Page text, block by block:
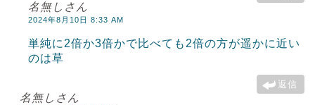
名無しさん
2024年8月10日 8:33 AM
単純に2倍か3倍かで比べても2倍の方が遥かに近い
のは草
返信
名無しさん